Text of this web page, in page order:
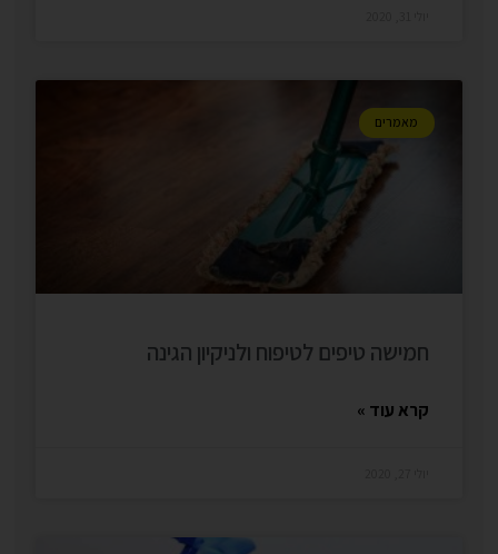
מאמרים
חמישה טיפים לטיפוח ולניקיון הגינה
קרא עוד »